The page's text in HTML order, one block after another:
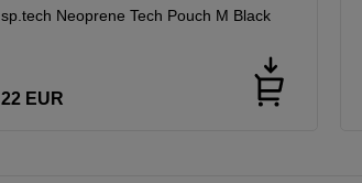
sp.tech Neoprene Tech Pouch M Black
22 EUR